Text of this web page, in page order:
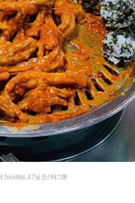
: foodiss_47님 인스타그램